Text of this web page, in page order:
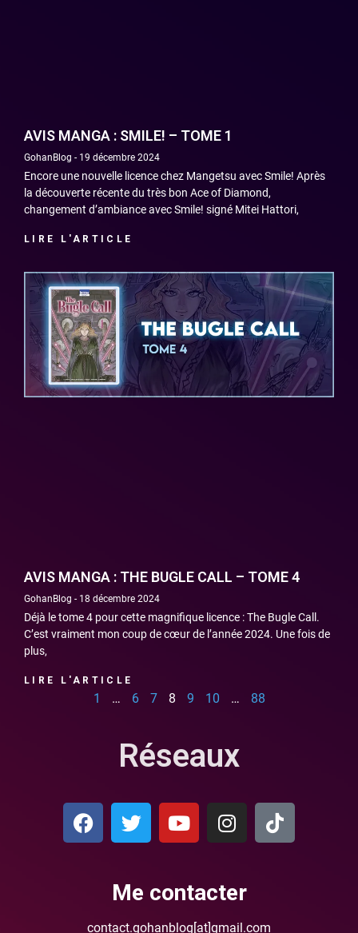
AVIS MANGA : SMILE! – TOME 1
GohanBlog 19 décembre 2024
Encore une nouvelle licence chez Mangetsu avec Smile! Après
la découverte récente du très bon Ace of Diamond,
changement d’ambiance avec Smile! signé Mitei Hattori,
LIRE L'ARTICLE
AVIS MANGA : THE BUGLE CALL – TOME 4
GohanBlog 18 décembre 2024
Déjà le tome 4 pour cette magnifique licence : The Bugle Call.
C’est vraiment mon coup de cœur de l’année 2024. Une fois de
plus,
LIRE L'ARTICLE
1 … 6 7 8 9 10 … 88
Réseaux
Me contacter
contact.gohanblog[at]gmail.com